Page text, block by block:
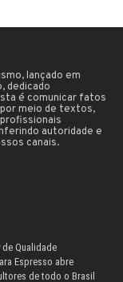
lançado em
dedicado
é comunicar fatos
meio de textos,
autoridade e
canais.
de Qualidade
Espresso abre
de todo o Brasil